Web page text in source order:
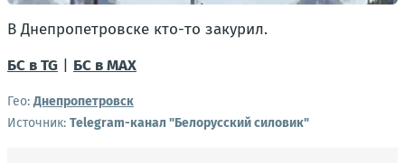
В Днепропетровске кто-то закурил.
БС в TG
БС в МАХ
Гео:Днепропетровск
Источник: Telegram-канал "Белорусский силовик"